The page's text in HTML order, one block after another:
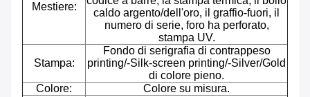
Mestiere:
caldo argento/dell'oro, il graffio-fuori, il
numero di serie, foro ha perforato,
stampa UV.
Stampa:
Fondo di serigrafia di contrappeso
printing/-Silk-screen printing/-Silver/Gold
di colore pieno.
Colore:
Colore su misura.